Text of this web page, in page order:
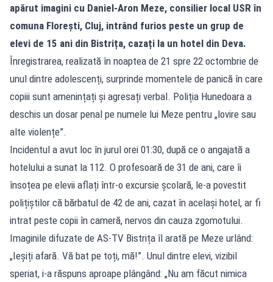
apărut imagini cu Daniel-Aron Meze, consilier local USR în
comuna Florești, Cluj, intrând furios peste un grup de
elevi de 15 ani din Bistrița, cazați la un hotel din Deva.
Înregistrarea, realizată în noaptea de 21 spre 22 octombrie de
unul dintre adolescenți, surprinde momentele de panică în care
copiii sunt amenințați și agresați verbal. Poliția Hunedoara a
deschis un dosar penal pe numele lui Meze pentru „lovire sau
alte violențe”.
Incidentul a avut loc în jurul orei 01:30, după ce o angajată a
hotelului a sunat la 112. O profesoară de 31 de ani, care îi
însoțea pe elevii aflați într-o excursie școlară, le-a povestit
polițiștilor că bărbatul de 42 de ani, cazat în același hotel, ar fi
intrat peste copii în cameră, nervos din cauza zgomotului.
Imaginile difuzate de AS-TV Bistrița îl arată pe Meze urlând:
„Ieșiți afară. Vă bat pe toți, mă!”. Unul dintre elevi, vizibil
speriat, i-a răspuns aproape plângând: „Nu am făcut nimica